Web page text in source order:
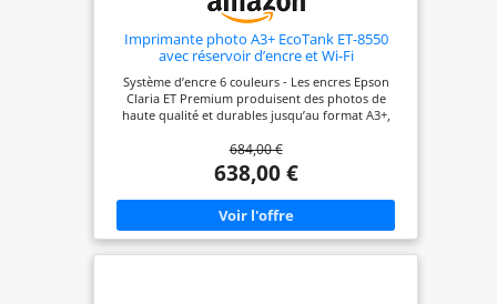
Imprimante photo A3+ EcoTank ET-8550
avec réservoir d’encre et Wi-Fi
Système d’encre 6 couleurs - Les encres Epson
Claria ET Premium produisent des photos de
haute qualité et durables jusqu’au format A3+,
exceptionnelles avec l’encre grise supplémentaire -
L’encre pigmentaire noire est idéale pour
l’impression de textes nets sur papiers ordinaires
Gain de temps et économies - Cette imprimante
économique vous permet d’imprimer jusqu’à 2
300 photos de haute qualité avec un seul jeu de
bouteilles d’encre* - Les bouteilles et les
684,00 €
638,00 €